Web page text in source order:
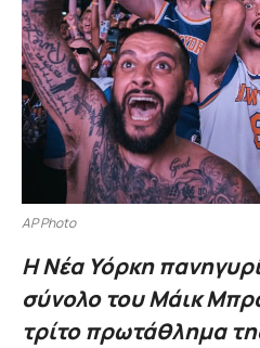
AP Photo
Η Νέα Υόρκη
σύνολο του Μάικ
τρίτο πρωτάθλημα